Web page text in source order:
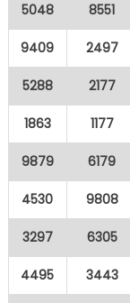
5048 8551
9409 2497
5288 2177
1863 1177
9879 6179
4530 9808
3297 6305
4495 3443